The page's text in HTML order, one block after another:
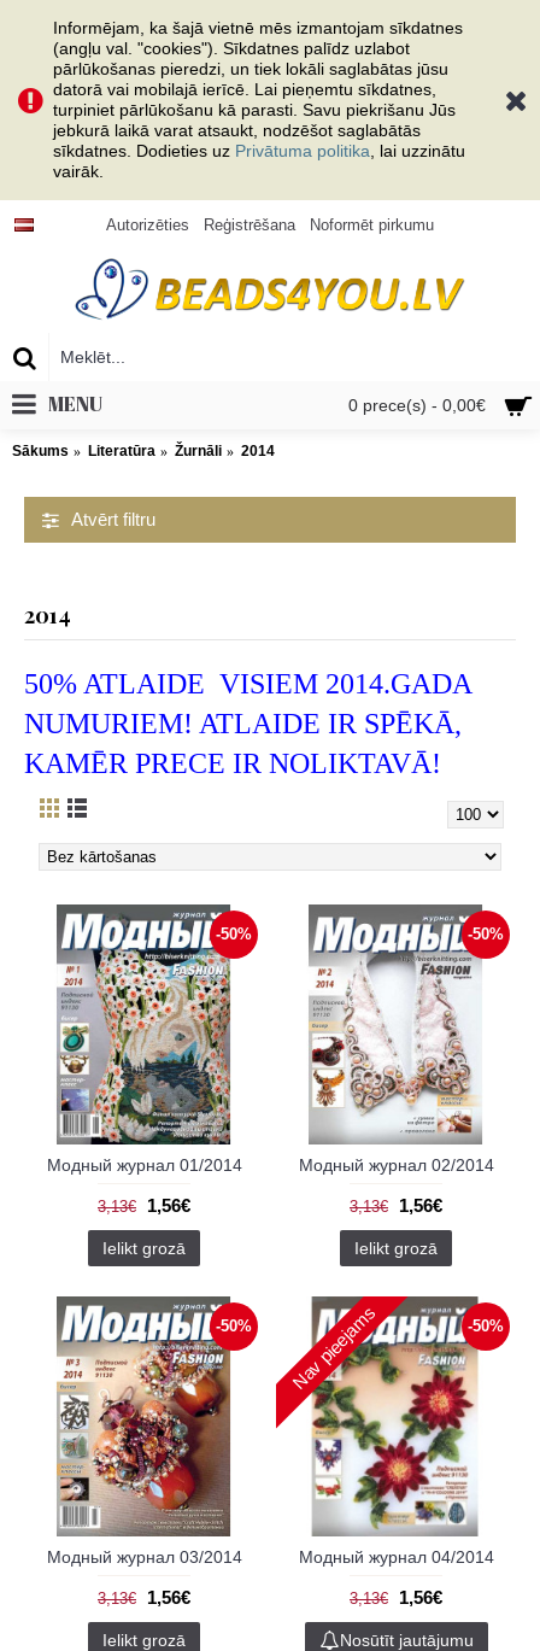
Informējam, ka šajā vietnē mēs izmantojam sīkdatnes
(angļu val. "cookies"). Sīkdatnes palīdz uzlabot
pārlūkošanas pieredzi, un tiek lokāli saglabātas jūsu
datorā vai mobilajā ierīcē. Lai pieņemtu sīkdatnes,
turpiniet pārlūkošanu kā parasti. Savu piekrišanu Jūs
jebkurā laikā varat atsaukt, nodzēšot saglabātās
sīkdatnes. Dodieties uz Privātuma politika , lai uzzinātu
vairāk.
Autorizēties Reģistrēšana Noformēt pirkumu
0 prece(s) - 0,00€
MENU
Sākums Literatūra Žurnāli 2014
Atvērt filtru
2014
50% ATLAIDE VISIEM 2014.GADA
NUMURIEM! ATLAIDE IR SPĒKĀ,
KAMĒR PRECE IR NOLIKTAVĀ!
-50%
Модный журнал 01/2014
3,13€ 1,56€
Ielikt grozā
-50%
Модный журнал 02/2014
3,13€ 1,56€
Ielikt grozā
-50%
Модный журнал 03/2014
3,13€ 1,56€
Ielikt grozā
-50%
Nav pieejams
Модный журнал 04/2014
3,13€ 1,56€
Nosūtīt jautājumu